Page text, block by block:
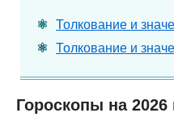
Толкование и
Толкование и
Гороскопы на 2026